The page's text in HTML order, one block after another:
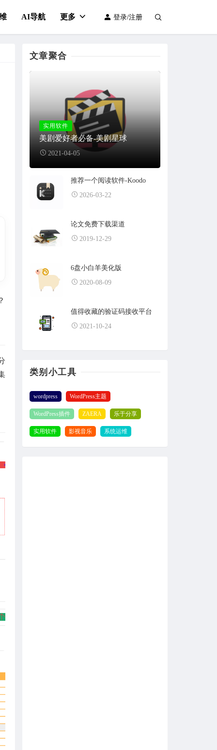
AI导航 更多 登录/注册
文章聚合
实用软件
美剧爱好者必备-美剧星球
2021-04-05
推荐一个阅读软件-Koodo
2026-03-22
论文免费下载渠道
2019-12-29
6盘小白羊美化版
2020-08-09
值得收藏的验证码接收平台
2021-10-24
类别小工具
wordpress WordPress主题
WordPress插件 ZAERA 乐于分享
实用软件 影视音乐 系统运维